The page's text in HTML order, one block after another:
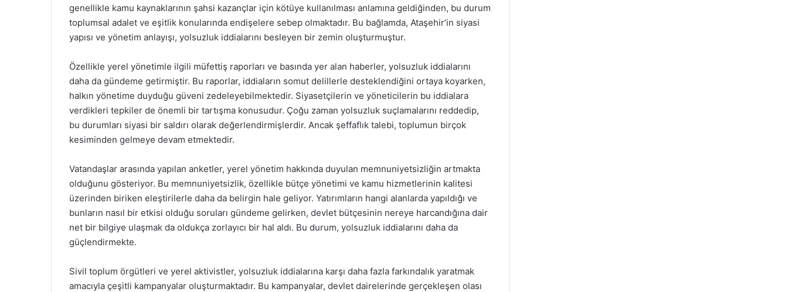
genellikle kamu kaynaklarının şahsi kazançlar için kötüye kullanılması anlamına geldiğinden, bu durum
toplumsal adalet ve eşitlik konularında endişelere sebep olmaktadır. Bu bağlamda, Ataşehir’in siyasi
yapısı ve yönetim anlayışı, yolsuzluk iddialarını besleyen bir zemin oluşturmuştur.
Özellikle yerel yönetimle ilgili müfettiş raporları ve basında yer alan haberler, yolsuzluk iddialarını
daha da gündeme getirmiştir. Bu raporlar, iddiaların somut delillerle desteklendiğini ortaya koyarken,
halkın yönetime duyduğu güveni zedeleyebilmektedir. Siyasetçilerin ve yöneticilerin bu iddialara
verdikleri tepkiler de önemli bir tartışma konusudur. Çoğu zaman yolsuzluk suçlamalarını reddedip,
bu durumları siyasi bir saldırı olarak değerlendirmişlerdir. Ancak şeffaflık talebi, toplumun birçok
kesiminden gelmeye devam etmektedir.
Vatandaşlar arasında yapılan anketler, yerel yönetim hakkında duyulan memnuniyetsizliğin artmakta
olduğunu gösteriyor. Bu memnuniyetsizlik, özellikle bütçe yönetimi ve kamu hizmetlerinin kalitesi
üzerinden biriken eleştirilerle daha da belirgin hale geliyor. Yatırımların hangi alanlarda yapıldığı ve
bunların nasıl bir etkisi olduğu soruları gündeme gelirken, devlet bütçesinin nereye harcandığına dair
net bir bilgiye ulaşmak da oldukça zorlayıcı bir hal aldı. Bu durum, yolsuzluk iddialarını daha da
güçlendirmekte.
Sivil toplum örgütleri ve yerel aktivistler, yolsuzluk iddialarına karşı daha fazla farkındalık yaratmak
amacıyla çeşitli kampanyalar oluşturmaktadır. Bu kampanyalar, devlet dairelerinde gerçekleşen olası